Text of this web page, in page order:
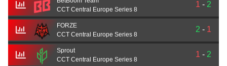
CCT Central Europe Series 8
1 - 2
FORZE
CCT Central Europe Series 8
2 - 1
Sprout
CCT Central Europe Series 8
1 - 2